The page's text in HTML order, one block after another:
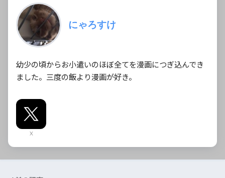
にゃろすけ
幼少の頃からお小遣いのほぼ全てを漫画につぎ込んでき
ました。三度の飯より漫画が好き。
X